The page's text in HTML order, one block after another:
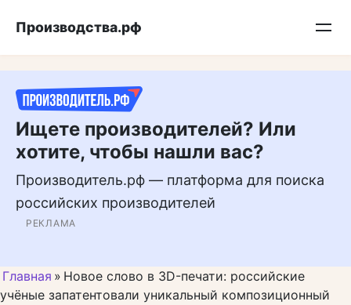
Подписывайтесь на нас в MAX
Производства.рф
Ищете производителей? Или
хотите, чтобы нашли вас?
Производитель.рф — платформа для поиска
российских производителей
РЕКЛАМА
Главная » Новое слово в 3D-печати: российские
учёные запатентовали уникальный композиционный